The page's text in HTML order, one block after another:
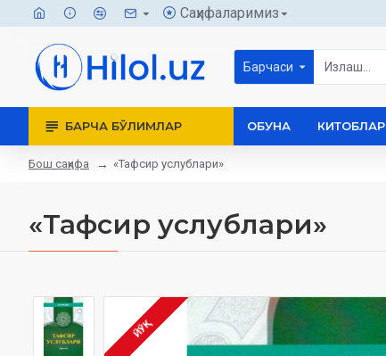
Саҳифаларимиз
Барчаси
БАРЧА БЎЛИМЛАР ОБУНА КИТОБЛАР
Бош саҳифа «Тафсир услублари»
«Тафсир услублари»
ЙЎҚ